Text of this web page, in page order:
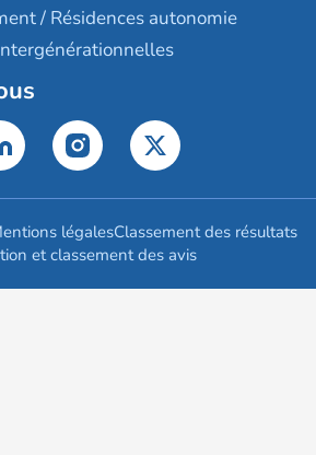
/ Résidences autonomie
légalesClassement des résultats
et classement des avis